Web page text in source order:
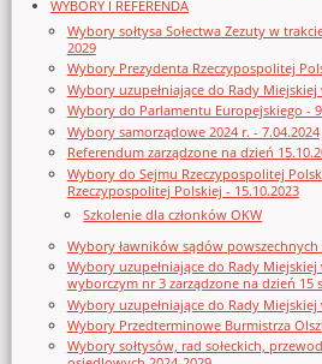
WYBORY I REFERENDA
Wybory sołtysa Sołectwa Zezuty w
2029
Wybory Prezydenta Rzeczypospolitej
Wybory uzupełniające do Rady
Wybory do Parlamentu Europejskiego - 9
Wybory samorządowe 2024 r. - 7.04.2024
Referendum zarządzone na dzień
Wybory do Sejmu Rzeczypospolitej
Rzeczypospolitej Polskiej - 15.10.2023
Szkolenie dla członków OKW
Wybory ławników sądów powszechnych
Wybory uzupełniające do Rady
wyborczym nr 3 zarządzone na dzień 15
Wybory uzupełniające do Rady
Wybory Przedterminowe Burmistrza
Wybory sołtysów, rad sołeckich,